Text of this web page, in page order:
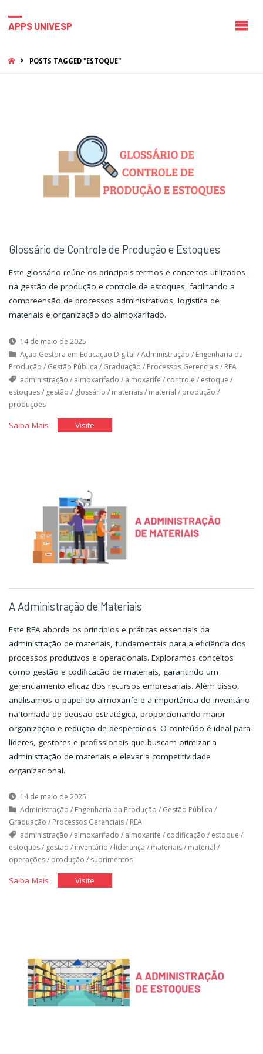
APPS UNIVESP
HOMEPOSTS TAGGED "ESTOQUE"
Glossário de Controle de Produção e Estoques
Este glossário reúne os principais termos e conceitos utilizados
na gestão de produção e controle de estoques, facilitando a
compreensão de processos administrativos, logística de
materiais e organização do almoxarifado.
14 de maio de 2025
Ação Gestora em Educação Digital /Administração / Engenharia da
Produção / Gestão Pública / Graduação / Processos Gerenciais/ REA
administração / almoxarifado / almoxarife / controle / estoque /
estoques/ gestão / glossário / materiais/ material / produção /
produções
Saiba Mais"Glossário
Estoques"
Visite"Glossário
Estoques"
A Administração de Materiais
Este REA aborda os princípios e práticas essenciais da
administração de materiais, fundamentais para a eficiência dos
processos produtivos e operacionais. Exploramos conceitos
como gestão e codificação de materiais, garantindo um
gerenciamento eficaz dos recursos empresariais. Além disso,
analisamos o papel do almoxarife e a importância do inventário
na tomada de decisão estratégica, proporcionando maior
organização e redução de desperdícios. O conteúdo é ideal para
líderes, gestores e profissionais que buscam otimizar a
administração de materiais e elevar a competitividade
organizacional.
14 de maio de 2025
Administração / Engenharia da Produção / Gestão Pública /
Graduação / Processos Gerenciais/ REA
administração / almoxarifado / almoxarife / codificação / estoque /
estoques/ gestão / inventário / liderança / materiais/ material /
operações/ produção / suprimentos
Saiba Mais"A
Visite"A